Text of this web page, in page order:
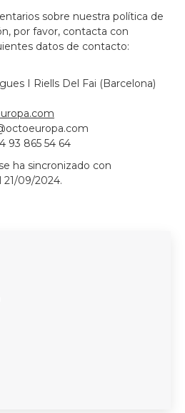
sobre nuestra política de
por favor, contacta con
datos de contacto:
I Riells Del Fai (Barcelona)
octoeuropa.com
93 865 54 64
ha sincronizado con
21/09/2024.